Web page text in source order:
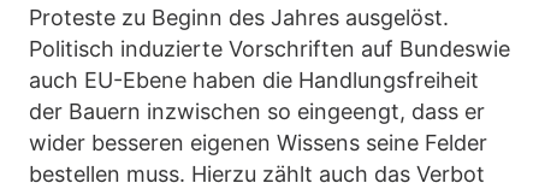
Proteste zu Beginn des Jahres ausgelöst.
Politisch induzierte Vorschriften auf Bundeswie
auch EU-Ebene haben die Handlungsfreiheit
der Bauern inzwischen so eingeengt, dass er
wider besseren eigenen Wissens seine Felder
bestellen muss. Hierzu zählt auch das Verbot